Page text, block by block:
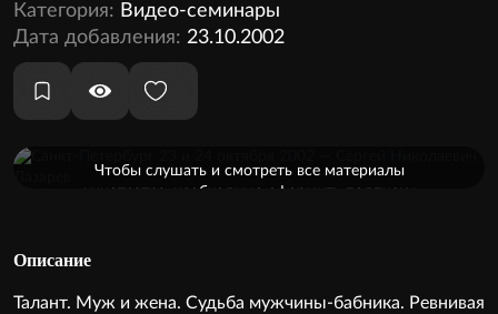
Категория: Видео-семинары
Дата добавления: 23.10.2002
Оформить подписку
Чтобы слушать и смотреть все материалы
кинотеатра, необходимо оформить подписку
Описание
Талант. Муж и жена. Судьба мужчины-бабника. Ревнивая